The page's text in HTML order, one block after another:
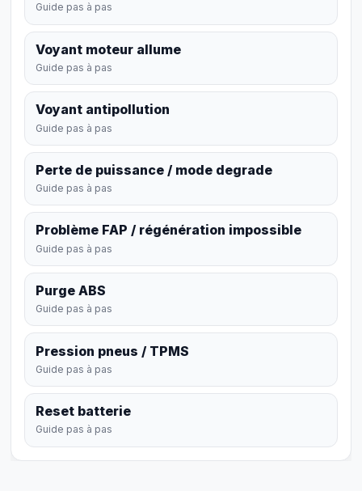
Guide pas à pas
Voyant moteur allume
Guide pas à pas
Voyant antipollution
Guide pas à pas
Perte de puissance / mode degrade
Guide pas à pas
Problème FAP / régénération impossible
Guide pas à pas
Purge ABS
Guide pas à pas
Pression pneus / TPMS
Guide pas à pas
Reset batterie
Guide pas à pas